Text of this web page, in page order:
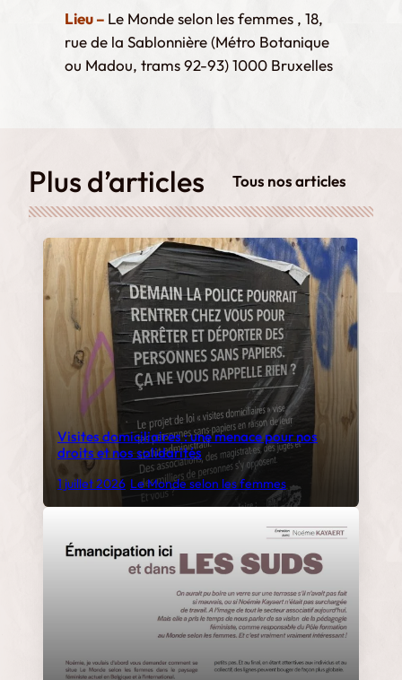
Lieu – Le Monde selon les femmes , 18,
rue de la Sablonnière (Métro Botanique
ou Madou, trams 92-93) 1000 Bruxelles
Plus d’articles Tous nos articles
Visites domiciliaires : une menace pour nos
droits et nos solidarités
1 juillet 2026 Le Monde selon les femmes